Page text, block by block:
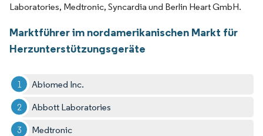
Laboratories, Medtronic, Syncardia und Berlin Heart GmbH.
Marktführer im nordamerikanischen Markt für
Herzunterstützungsgeräte
Abiomed Inc.
Abbott Laboratories
Medtronic